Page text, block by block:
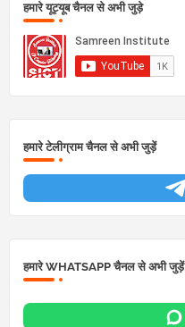
हमारे यूट्यूब चैनल से अभी जुड़े
हमारे टेलीग्राम चैनल से अभी जुड़ें
हमारे WHATSAPP चैनल से अभी जुड़ें